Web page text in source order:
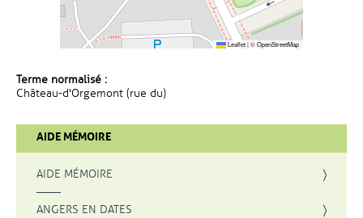
Leaflet|©OpenStreetMap
Terme normalisé :
Château-d'Orgemont (rue du)
AIDE MÉMOIRE
AIDE MÉMOIRE
ANGERS EN DATES